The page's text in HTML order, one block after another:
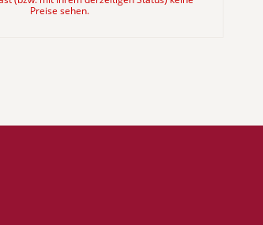
Preise sehen.